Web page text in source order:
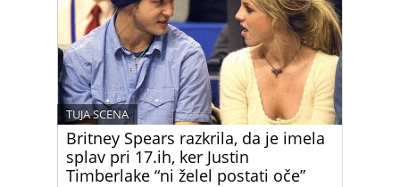
Britney Spears razkrila, da je imela
splav pri 17.ih, ker Justin
Timberlake “ni želel postati oče”
TUJA SCENA